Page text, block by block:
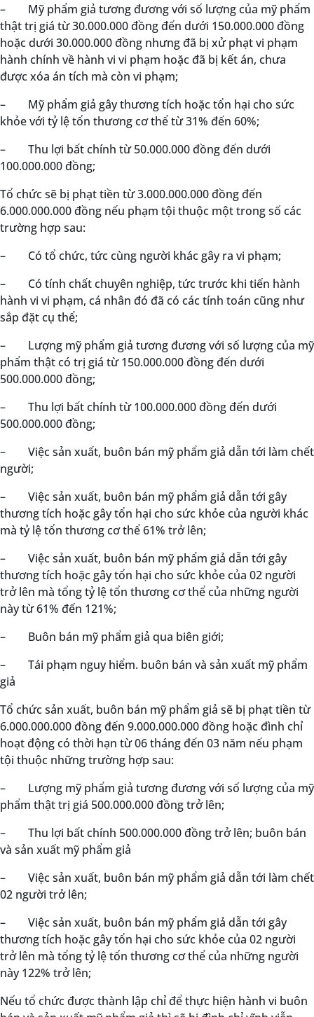
–
Mỹ phẩm giả tương đương với số lượng của mỹ phẩm
thật trị giá từ 30.000.000 đồng đến dưới 150.000.000 đồng
hoặc dưới 30.000.000 đồng nhưng đã bị xử phạt vi phạm
hành chính về hành vi vi phạm hoặc đã bị kết án, chưa
được xóa án tích mà còn vi phạm;
–
Mỹ phẩm giả gây thương tích hoặc tổn hại cho sức
khỏe với tỷ lệ tổn thương cơ thể từ 31% đến 60%;
–
Thu lợi bất chính từ 50.000.000 đồng đến dưới
100.000.000 đồng;
Tổ chức sẽ bị phạt tiền từ 3.000.000.000 đồng đến
6.000.000.000 đồng nếu phạm tội thuộc một trong số các
trường hợp sau:
–
Có tổ chức, tức cùng người khác gây ra vi phạm;
–
Có tính chất chuyên nghiệp, tức trước khi tiến hành
hành vi vi phạm, cá nhân đó đã có các tính toán cũng như
sắp đặt cụ thể;
–
Lượng mỹ phẩm giả tương đương với số lượng của mỹ
phẩm thật có trị giá từ 150.000.000 đồng đến dưới
500.000.000 đồng;
–
Thu lợi bất chính từ 100.000.000 đồng đến dưới
500.000.000 đồng;
–
Việc sản xuất, buôn bán mỹ phẩm giả dẫn tới làm chết
người;
–
Việc sản xuất, buôn bán mỹ phẩm giả dẫn tới gây
thương tích hoặc gây tổn hại cho sức khỏe của người khác
mà tỷ lệ tổn thương cơ thể 61% trở lên;
–
Việc sản xuất, buôn bán mỹ phẩm giả dẫn tới gây
thương tích hoặc gây tổn hại cho sức khỏe của 02 người
trở lên mà tổng tỷ lệ tổn thương cơ thể của những người
này từ 61% đến 121%;
–
Buôn bán mỹ phẩm giả qua biên giới;
–
Tái phạm nguy hiểm. buôn bán và sản xuất mỹ phẩm
giả
Tổ chức sản xuất, buôn bán mỹ phẩm giả sẽ bị phạt tiền từ
6.000.000.000 đồng đến 9.000.000.000 đồng hoặc đình chỉ
hoạt động có thời hạn từ 06 tháng đến 03 năm nếu phạm
tội thuộc những trường hợp sau:
–
Lượng mỹ phẩm giả tương đương với số lượng của mỹ
phẩm thật trị giá 500.000.000 đồng trở lên;
–
Thu lợi bất chính 500.000.000 đồng trở lên; buôn bán
và sản xuất mỹ phẩm giả
–
Việc sản xuất, buôn bán mỹ phẩm giả dẫn tới làm chết
02 người trở lên;
–
Việc sản xuất, buôn bán mỹ phẩm giả dẫn tới gây
thương tích hoặc gây tổn hại cho sức khỏe của 02 người
trở lên mà tổng tỷ lệ tổn thương cơ thể của những người
này 122% trở lên;
Nếu tổ chức được thành lập chỉ để thực hiện hành vi buôn